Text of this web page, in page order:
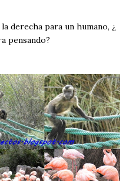
derecha para un humano, ¿
pensando?